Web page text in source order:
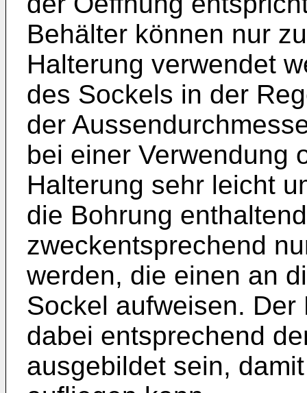
Behälter können nur
Halterung verwendet
des Sockels in der
der
bei einer Verwendung
Halterung sehr leicht
die Bohrung
zweckentsprechend
werden, die einen an
Sockel aufweisen.
dabei entsprechend
ausgebildet sein,